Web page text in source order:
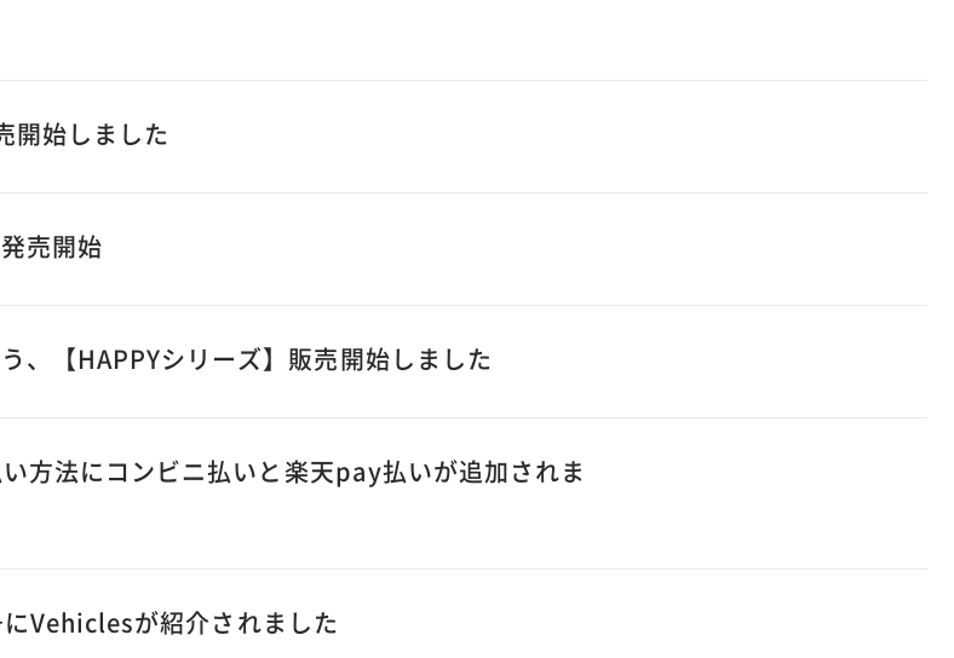
開始しました
売開始
、【HAPPYシリーズ】販売開始しました
方法にコンビニ払いと楽天pay払いが追加されま
Vehiclesが紹介されました